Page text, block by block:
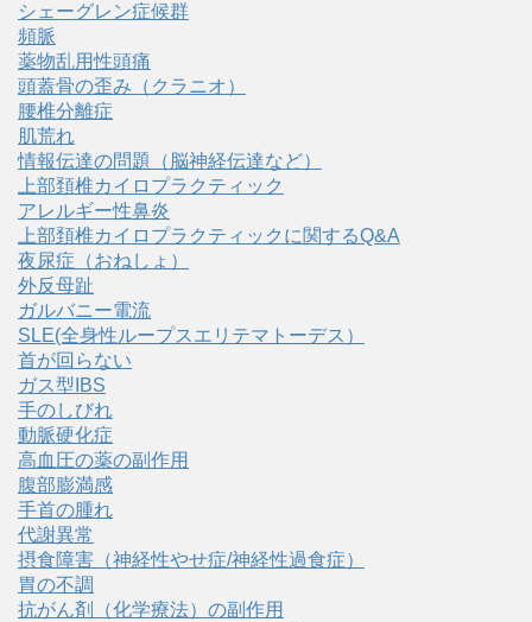
シェーグレン症候群
頻脈
薬物乱用性頭痛
頭蓋骨の歪み（クラニオ）
腰椎分離症
肌荒れ
情報伝達の問題（脳神経伝達など）
上部頚椎カイロプラクティック
アレルギー性鼻炎
上部頚椎カイロプラクティックに関するQ&A
夜尿症（おねしょ）
外反母趾
ガルバニー電流
SLE(全身性ループスエリテマトーデス）
首が回らない
ガス型IBS
手のしびれ
動脈硬化症
高血圧の薬の副作用
腹部膨満感
手首の腫れ
代謝異常
摂食障害（神経性やせ症/神経性過食症）
胃の不調
抗がん剤（化学療法）の副作用